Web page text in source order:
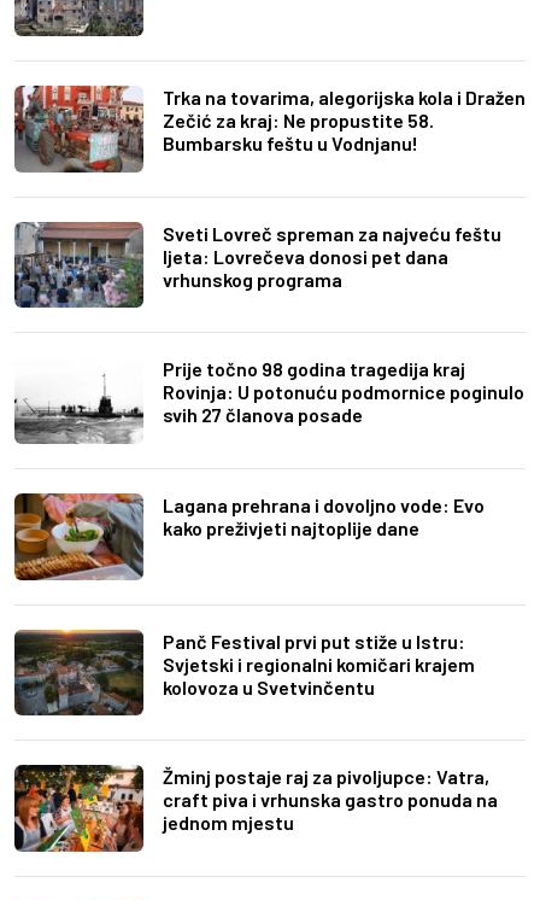
Trka na tovarima, alegorijska kola i Dražen
Zečić za kraj: Ne propustite 58.
Bumbarsku feštu u Vodnjanu!
Sveti Lovreč spreman za najveću feštu
ljeta: Lovrečeva donosi pet dana
vrhunskog programa
Prije točno 98 godina tragedija kraj
Rovinja: U potonuću podmornice poginulo
svih 27 članova posade
Lagana prehrana i dovoljno vode: Evo
kako preživjeti najtoplije dane
Panč Festival prvi put stiže u Istru:
Svjetski i regionalni komičari krajem
kolovoza u Svetvinčentu
Žminj postaje raj za pivoljupce: Vatra,
craft piva i vrhunska gastro ponuda na
jednom mjestu